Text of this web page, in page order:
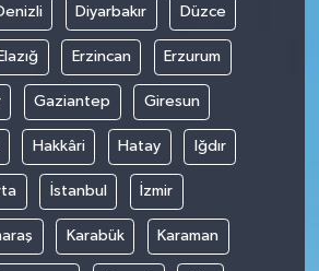
Diyarbakır Düzce
Elazığ Erzincan Erzurum
Gaziantep Giresun
Hakkâri Hatay Iğdır
İstanbul İzmir
Karabük Karaman